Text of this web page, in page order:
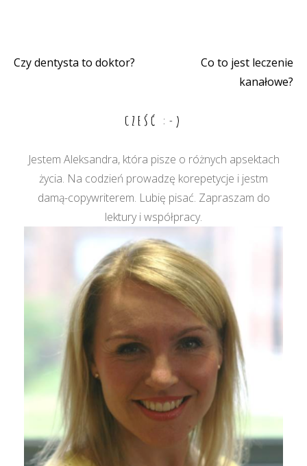
Nawigacja
Czy dentysta to doktor?
Co to jest leczenie
kanałowe?
CZEŚĆ :-)
Jestem Aleksandra, która pisze o różnych apsektach
życia. Na codzień prowadzę korepetycje i jestm
damą-copywriterem. Lubię pisać. Zapraszam do
lektury i współpracy.